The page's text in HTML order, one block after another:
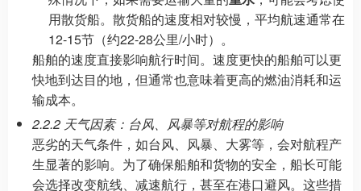
用散货船。散货船的速度相对较慢，平均航速通常在
12-15节（约22-28公里/小时）。
船舶的速度直接影响航行时间。速度更快的船舶可以更
快地到达目的地，但通常也意味着更高的燃油消耗和运
输成本。
2.2.2 天气因素：台风、风暴等对航程的影响
恶劣的天气条件，如台风、风暴、大雾等，会对航程产
生显著的影响。为了确保船舶和货物的安全，船长可能
会选择改变航线、减速航行，甚至在港口避风。这些措